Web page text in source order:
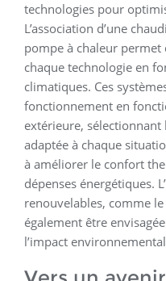
technologies pour
L’association d’une
pompe à chaleur permet
chaque technologie en
climatiques. Ces
fonctionnement en
extérieure, sélectionnant
adaptée à chaque
à améliorer le confort
dépenses énergétiques.
renouvelables, comme
également être
l’impact